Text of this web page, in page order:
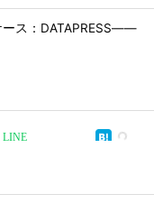
ース：DATAPRESS――
LINE